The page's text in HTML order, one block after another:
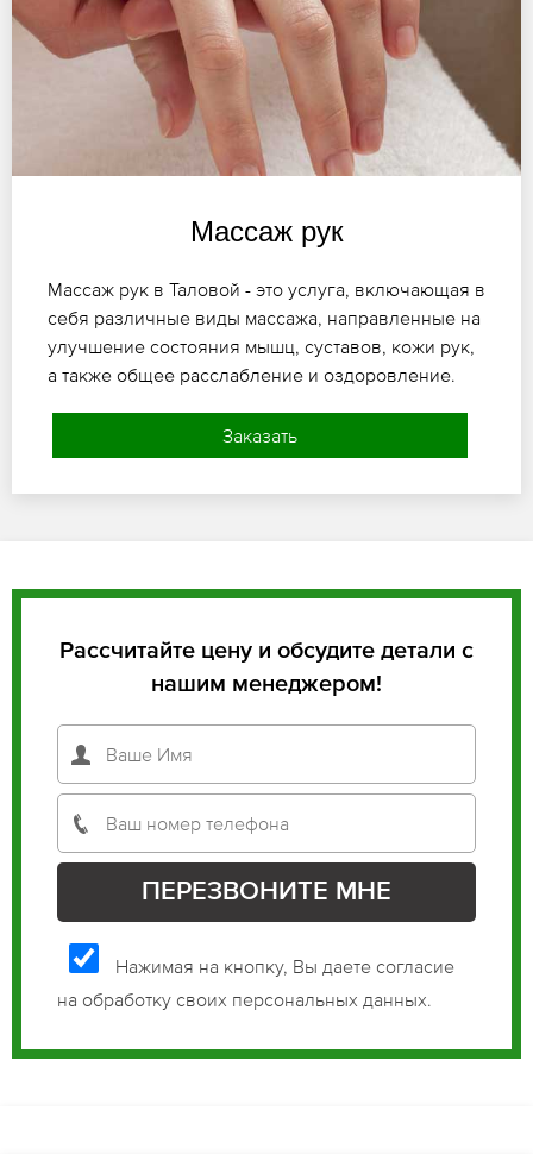
Массаж рук
Массаж рук в Таловой - это услуга, включающая в
себя различные виды массажа, направленные на
улучшение состояния мышц, суставов, кожи рук,
а также общее расслабление и оздоровление.
Заказать
Рассчитайте цену и обсудите детали с
нашим менеджером!
Нажимая на кнопку, Вы даете согласие
на обработку своих персональных данных.